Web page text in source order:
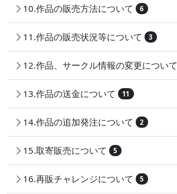
10.作品の販売方法について 6
11.作品の販売状況等について 3
12.作品、サークル情報の変更について
13.作品の送金について 11
14.作品の追加発注について 2
15.取寄販売について 5
16.再販チャレンジについて 5